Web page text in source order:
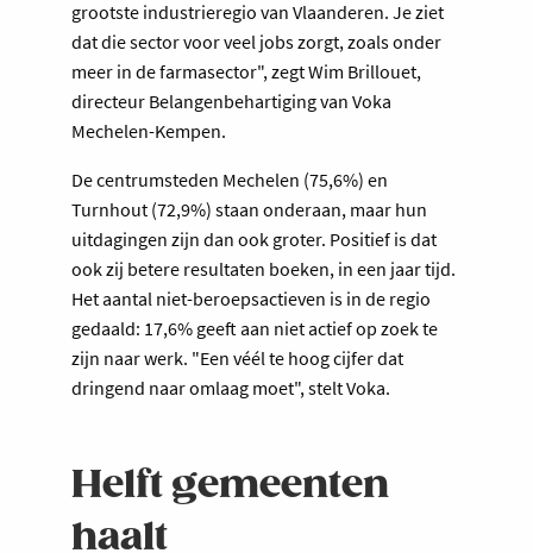
grootste industrieregio van Vlaanderen. Je ziet
dat die sector voor veel jobs zorgt, zoals onder
meer in de farmasector", zegt Wim Brillouet,
directeur Belangenbehartiging van Voka
Mechelen-Kempen.
De centrumsteden Mechelen (75,6%) en
Turnhout (72,9%) staan onderaan, maar hun
uitdagingen zijn dan ook groter. Positief is dat
ook zij betere resultaten boeken, in een jaar tijd.
Het aantal niet-beroepsactieven is in de regio
gedaald: 17,6% geeft aan niet actief op zoek te
zijn naar werk. "Een véél te hoog cijfer dat
dringend naar omlaag moet", stelt Voka.
Helft gemeenten
haalt